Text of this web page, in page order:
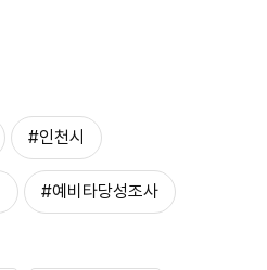
#인천시
#예비타당성조사